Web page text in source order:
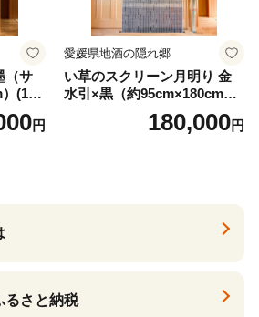
（サ
(14
円
愛媛県地酒の隠れ郷
い草のスクリーン月明り 金
水引×黒（約95cm×180cm）
180,000円
るさと納税